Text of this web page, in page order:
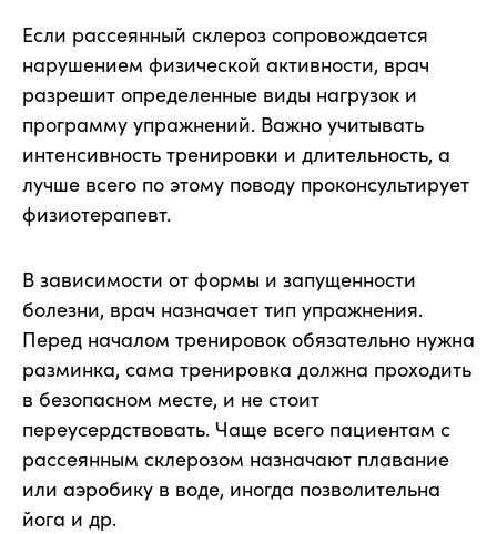
Если рассеянный склероз сопровождается
нарушением физической активности, врач
разрешит определенные виды нагрузок и
программу упражнений. Важно учитывать
интенсивность тренировки и длительность, а
лучше всего по этому поводу проконсультирует
физиотерапевт.
В зависимости от формы и запущенности
болезни, врач назначает тип упражнения.
Перед началом тренировок обязательно нужна
разминка, сама тренировка должна проходить
в безопасном месте, и не стоит
переусердствовать. Чаще всего пациентам с
рассеянным склерозом назначают плавание
или аэробику в воде, иногда позволительна
йога и др.